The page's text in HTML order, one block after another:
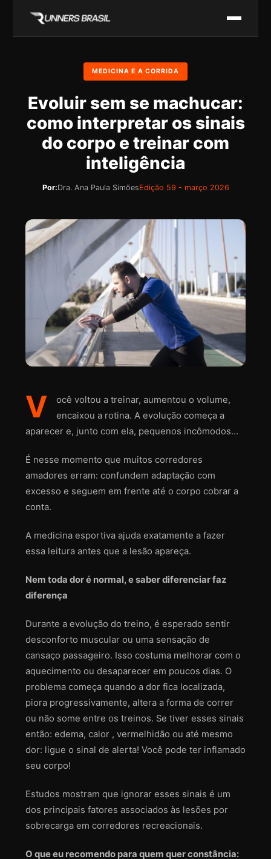
MEDICINA E A CORRIDA
Evoluir sem se machucar:
como interpretar os sinais
do corpo e treinar com
inteligência
Por:Dra. Ana Paula SimõesEdição 59 - março 2026
V
ocê voltou a treinar, aumentou o volume,
encaixou a rotina. A evolução começa a
aparecer e, junto com ela, pequenos incômodos…
É nesse momento que muitos corredores
amadores erram: confundem adaptação com
excesso e seguem em frente até o corpo cobrar a
conta.
A medicina esportiva ajuda exatamente a fazer
essa leitura antes que a lesão apareça.
Nem toda dor é normal, e saber diferenciar faz
diferença
Durante a evolução do treino, é esperado sentir
desconforto muscular ou uma sensação de
cansaço passageiro. Isso costuma melhorar com o
aquecimento ou desaparecer em poucos dias. O
problema começa quando a dor fica localizada,
piora progressivamente, altera a forma de correr
ou não some entre os treinos. Se tiver esses sinais
então: edema, calor , vermelhidão ou até mesmo
dor: ligue o sinal de alerta! Você pode ter inflamado
seu corpo!
Estudos mostram que ignorar esses sinais é um
dos principais fatores associados às lesões por
sobrecarga em corredores recreacionais.
O que eu recomendo para quem quer constância: